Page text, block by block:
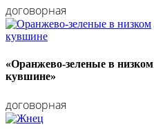
договорная
«Оранжево-зеленые в низком
кувшине»
договорная